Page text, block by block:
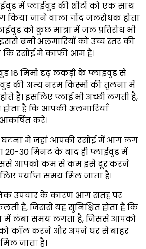
में प्लाईवुड की शीटों को एक साथ
जाने वाला गोंद जलरोधक होता
को कुछ मात्रा में जल प्रतिरोध भी
बनी अलमारियों को उच्च स्तर की
कि रसोई में काफी आम है।
18 मिमी दृढ़ लकड़ी के प्लाइवुड से
की अन्य नरम किस्मों की तुलना में
हैं। इसलिए प्लाई भी अच्छी लगती है,
है कि आपकी अलमारियाँ
करें।
घटना में जहां आपकी रसोई में आग लग
30 मिनट के बाद ही प्लाईवुड में
इससे आपको कम से कम इसे दूर करने
पर्याप्त समय मिल जाता है।
उपचार के कारण आग सतह पर
है, जिससे यह सुनिश्चित होता है कि
में लंबा समय लगता है, जिससे आपको
कॉल करने और अपने घर से बाहर
जाता है।